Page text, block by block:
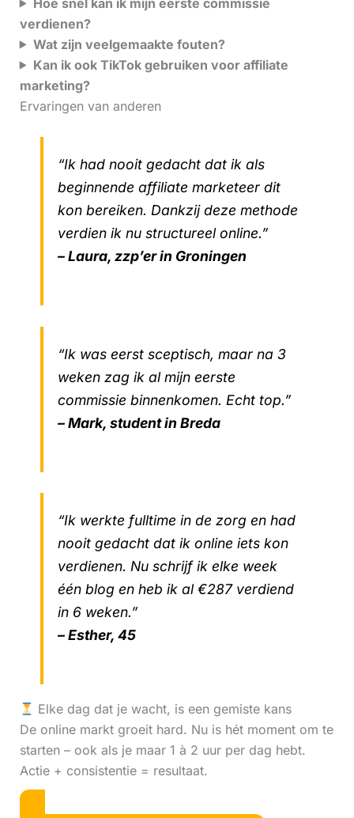
verdienen?
Wat zijn veelgemaakte fouten?
Kan ik ook TikTok gebruiken voor affiliate
marketing?
Ervaringen van anderen
“Ik had nooit gedacht dat ik als
beginnende affiliate marketeer dit
kon bereiken. Dankzij deze methode
verdien ik nu structureel online.”
– Laura, zzp’er in Groningen
“Ik was eerst sceptisch, maar na 3
weken zag ik al mijn eerste
commissie binnenkomen. Echt top.”
– Mark, student in Breda
“Ik werkte fulltime in de zorg en had
nooit gedacht dat ik online iets kon
verdienen. Nu schrijf ik elke week
één blog en heb ik al €287 verdiend
in 6 weken.”
– Esther, 45
Elke dag dat je wacht, is een gemiste kans
De online markt groeit hard. Nu is hét moment om te
starten – ook als je maar 1 à 2 uur per dag hebt.
Actie + consistentie = resultaat.